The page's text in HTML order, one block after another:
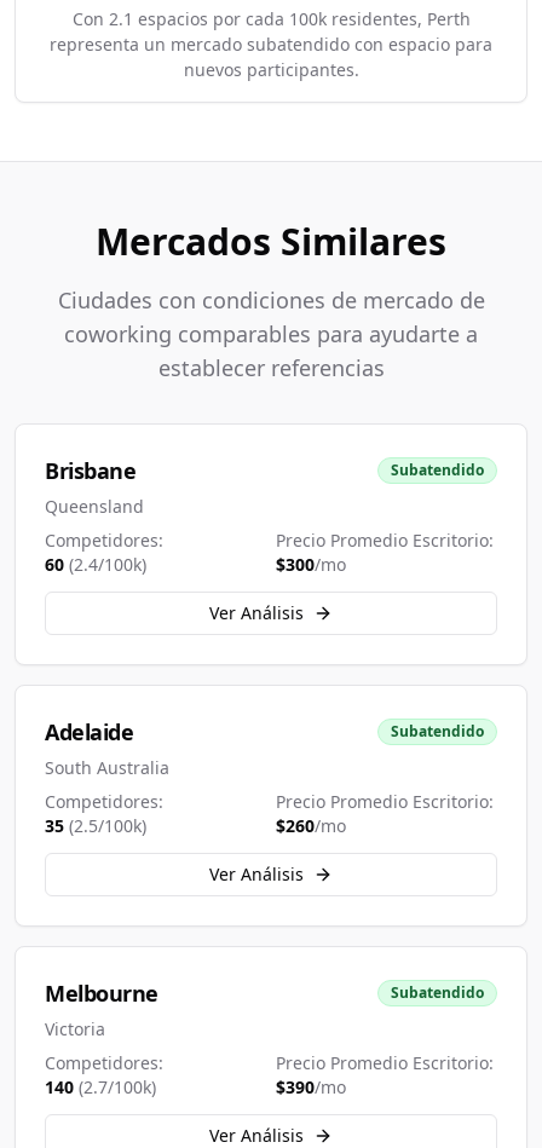
Con 2.1 espacios por cada 100k residentes, Perth
representa un mercado subatendido con espacio para
nuevos participantes.
Mercados Similares
Ciudades con condiciones de mercado de
coworking comparables para ayudarte a
establecer referencias
Brisbane Subatendido
Queensland
Competidores:
60 (2.4/100k)
Precio Promedio Escritorio:
$300/mo
Ver Análisis
Adelaide Subatendido
South Australia
Competidores:
35 (2.5/100k)
Precio Promedio Escritorio:
$260/mo
Ver Análisis
Melbourne Subatendido
Victoria
Competidores:
140 (2.7/100k)
Precio Promedio Escritorio:
$390/mo
Ver Análisis